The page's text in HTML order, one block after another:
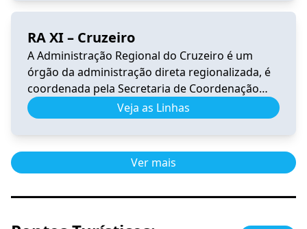
Bosco. O […]
RA XI – Cruzeiro
A Administração Regional do Cruzeiro é um
órgão da administração direta regionalizada, é
coordenada pela Secretaria de Coordenação
das Cidades. Tem por competência representar
o Governo do Distrito Federal na execução das
sua jurisdição. A Região Administrativa do
Cruzeiro encontra-se dentro da Poligonal de
Veja as Linhas
Ver mais